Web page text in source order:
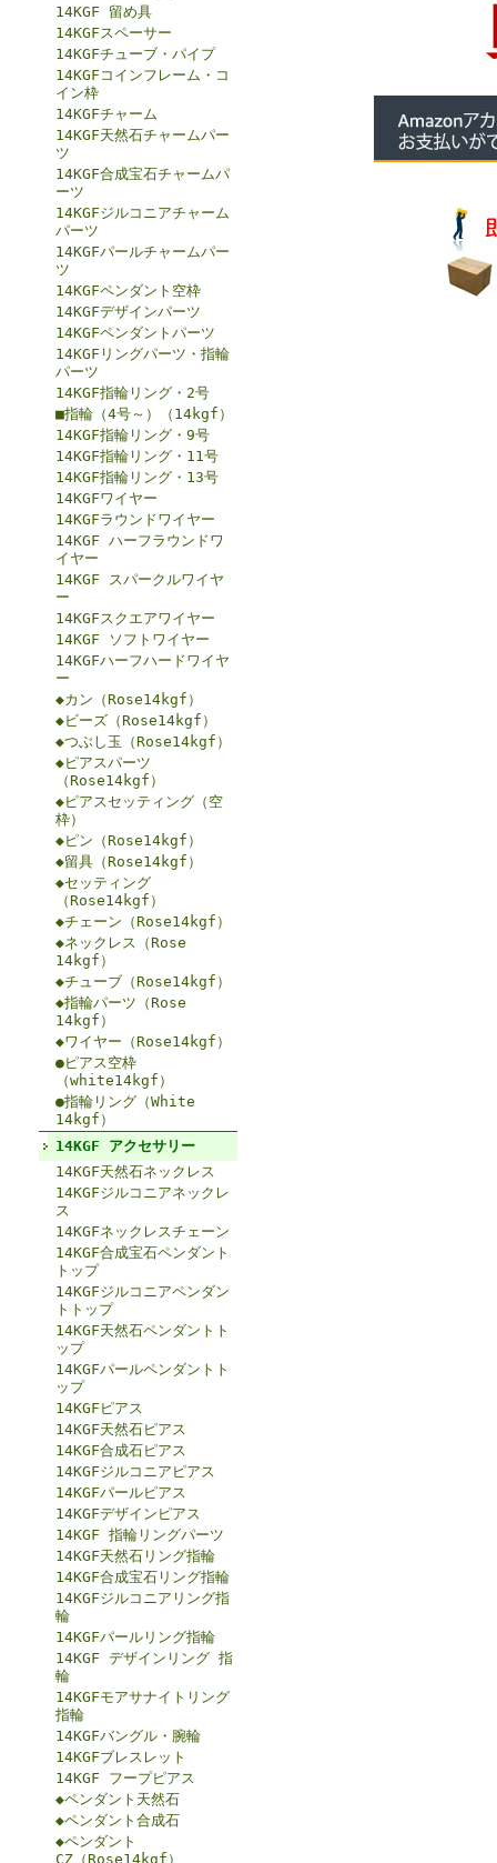
14KGF 留め具
14KGFスペーサー
14KGFチューブ・パイプ
14KGFコインフレーム・コ
イン枠
14KGFチャーム
14KGF天然石チャームパー
ツ
14KGF合成宝石チャームパ
ーツ
14KGFジルコニアチャーム
パーツ
14KGFパールチャームパー
ツ
14KGFペンダント空枠
14KGFデザインパーツ
14KGFペンダントパーツ
14KGFリングパーツ・指輪
パーツ
14KGF指輪リング・2号
■指輪（4号～）（14kgf）
14KGF指輪リング・9号
14KGF指輪リング・11号
14KGF指輪リング・13号
14KGFワイヤー
14KGFラウンドワイヤー
14KGF ハーフラウンドワ
イヤー
14KGF スパークルワイヤ
ー
14KGFスクエアワイヤー
14KGF ソフトワイヤー
14KGFハーフハードワイヤ
ー
◆カン（Rose14kgf）
◆ビーズ（Rose14kgf）
◆つぶし玉（Rose14kgf）
◆ピアスパーツ
（Rose14kgf）
◆ピアスセッティング（空
枠）
◆ピン（Rose14kgf）
◆留具（Rose14kgf）
◆セッティング
（Rose14kgf）
◆チェーン（Rose14kgf）
◆ネックレス（Rose
14kgf）
◆チューブ（Rose14kgf）
◆指輪パーツ（Rose
14kgf）
◆ワイヤー（Rose14kgf）
●ピアス空枠
（white14kgf）
●指輪リング（White
14kgf）
14KGF アクセサリー
14KGF天然石ネックレス
14KGFジルコニアネックレ
ス
14KGFネックレスチェーン
14KGF合成宝石ペンダント
トップ
14KGFジルコニアペンダン
トトップ
14KGF天然石ペンダントト
ップ
14KGFパールペンダントト
ップ
14KGFピアス
14KGF天然石ピアス
14KGF合成石ピアス
14KGFジルコニアピアス
14KGFパールピアス
14KGFデザインピアス
14KGF 指輪リングパーツ
14KGF天然石リング指輪
14KGF合成宝石リング指輪
14KGFジルコニアリング指
輪
14KGFパールリング指輪
14KGF デザインリング 指
輪
14KGFモアサナイトリング
指輪
14KGFバングル・腕輪
14KGFブレスレット
14KGF フープピアス
◆ペンダント天然石
◆ペンダント合成石
◆ペンダント
CZ（Rose14kgf）